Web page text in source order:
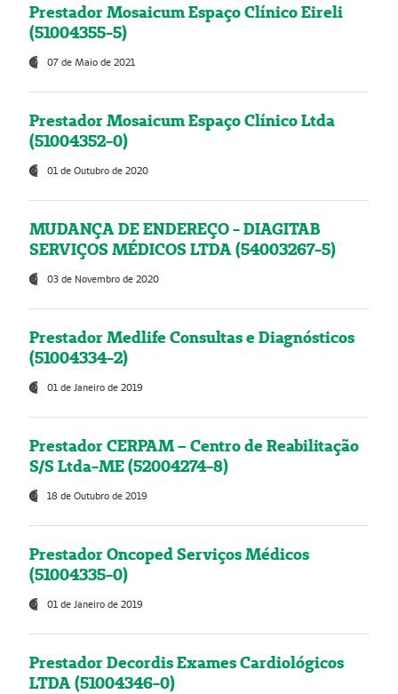
Prestador Mosaicum Espaço Clínico Eireli
(51004355-5)
07 de Maio de 2021
Prestador Mosaicum Espaço Clínico Ltda
(51004352-0)
01 de Outubro de 2020
MUDANÇA DE ENDEREÇO - DIAGITAB
SERVIÇOS MÉDICOS LTDA (54003267-5)
03 de Novembro de 2020
Prestador Medlife Consultas e Diagnósticos
(51004334-2)
01 de Janeiro de 2019
Prestador CERPAM – Centro de Reabilitação
S/S Ltda-ME (52004274-8)
18 de Outubro de 2019
Prestador Oncoped Serviços Médicos
(51004335-0)
01 de Janeiro de 2019
Prestador Decordis Exames Cardiológicos
LTDA (51004346-0)